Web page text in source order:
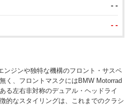
- -
- -
ンジンや独特な機構のフロント・サスペ
く、フロントマスクにはBMW Motorrad
る左右非対称のデュアル・ヘッドライ
的なスタイリングは、これまでのクラシ